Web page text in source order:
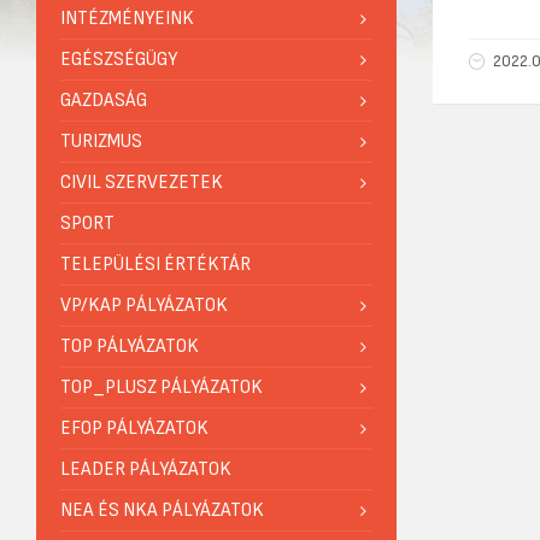
INTÉZMÉNYEINK
EGÉSZSÉGÜGY
GAZDASÁG
TURIZMUS
CIVIL SZERVEZETEK
SPORT
TELEPÜLÉSI ÉRTÉKTÁR
VP/KAP PÁLYÁZATOK
TOP PÁLYÁZATOK
TOP_PLUSZ PÁLYÁZATOK
EFOP PÁLYÁZATOK
LEADER PÁLYÁZATOK
NEA ÉS NKA PÁLYÁZATOK